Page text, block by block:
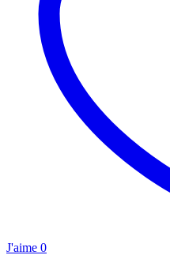
J'aime 0